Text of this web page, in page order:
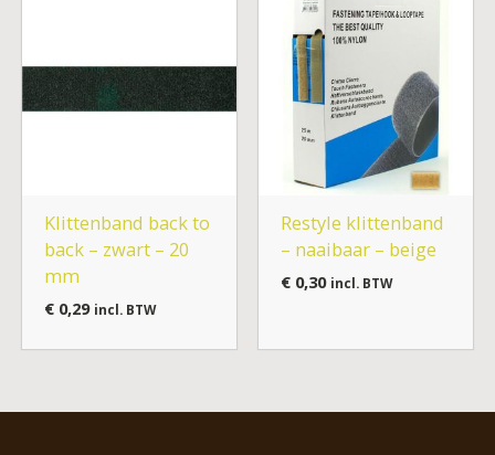
Klittenband back to
back – zwart – 20
mm
€0,29 incl. BTW
Restyle klittenband
– naaibaar – beige
€0,30 incl. BTW